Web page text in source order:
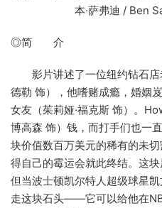
本·萨弗迪 / Ben
◎简 介
影片讲述了一位纽约钻石店
德勒 饰），他嗜赌成瘾，婚姻
女友（茱莉娅·福克斯 饰）。
博高森 饰）钱，而打手们也一
块价值数百万美元的稀有的未
得自己的霉运会就此终结。这
但当波士顿凯尔特人超级球星
走这块石头——它可以给他在